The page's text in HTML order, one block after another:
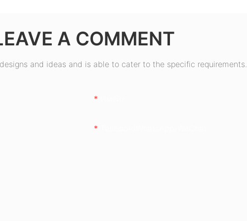
A COMMENT
and ideas and is able to cater to the specific requirements.